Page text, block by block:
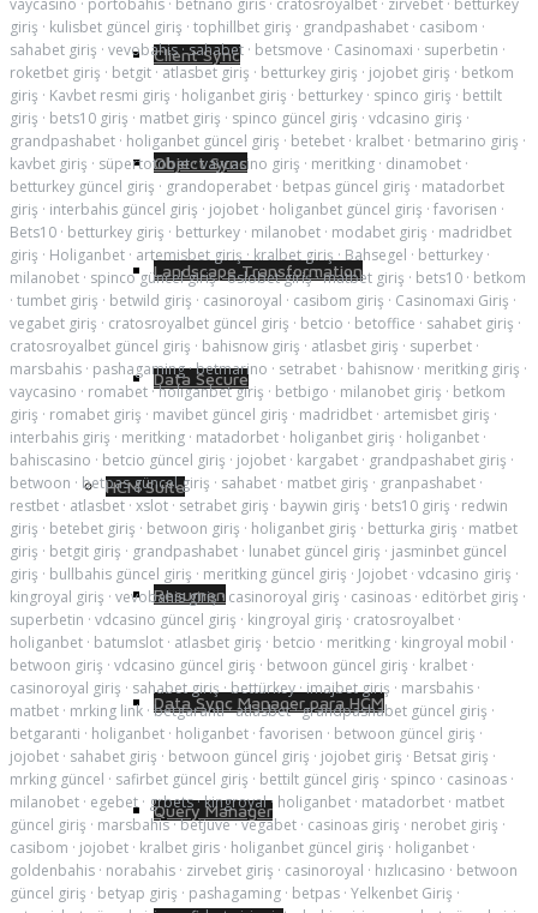
Client Sync
Object Sync
Landscape Transformation
Data Secure
HCM Suite
Resumen
Data Sync Manager para HCM
Query Manager
vaycasino · portobahis · betnano giris · cratosroyalbet · zirvebet · betturkey
giriş · kulisbet güncel giriş · tophillbet giriş · grandpashabet · casibom ·
sahabet giriş · vevobahis·sahabet · betsmove · Casinomaxi · superbetin ·
roketbet giriş · betgit · atlasbet giriş · betturkey giriş · jojobet giriş · betkom
giriş · Kavbet resmi giriş · holiganbet giriş · betturkey · spinco giriş · bettilt
giriş · bets10 giriş · matbet giriş · spinco güncel giriş · vdcasino giriş ·
grandpashabet · holiganbet güncel giriş · betebet · kralbet · betmarino giriş ·
kavbet giriş · süpertotobet·vaycasino giriş · meritking · dinamobet ·
betturkey güncel giriş · grandoperabet · betpas güncel giriş · matadorbet
giriş · interbahis güncel giriş · jojobet · holiganbet güncel giriş · favorisen ·
Bets10 · betturkey giriş · betturkey · milanobet · modabet giriş · madridbet
giriş · Holiganbet · artemisbet giriş · kralbet giriş · Bahsegel · betturkey ·
milanobet · spinco güncel giriş·oslobet giriş·matbet giriş · bets10 · betkom
· tumbet giriş · betwild giriş · casinoroyal · casibom giriş · Casinomaxi Giriş ·
vegabet giriş · cratosroyalbet güncel giriş · betcio · betoffice · sahabet giriş ·
cratosroyalbet güncel giriş · bahisnow giriş · atlasbet giriş · superbet ·
marsbahis · pashagaming·betmarino · setrabet · bahisnow · meritking giriş ·
vaycasino · romabet ·holiganbet giriş · betbigo · milanobet giriş · betkom
giriş · romabet giriş · mavibet güncel giriş · madridbet · artemisbet giriş ·
interbahis giriş · meritking · matadorbet · holiganbet giriş · holiganbet ·
bahiscasino · betcio güncel giriş · jojobet · kargabet · grandpashabet giriş ·
betwoon · betpas güncel giriş · sahabet · matbet giriş · granpashabet ·
restbet · atlasbet · xslot · setrabet giriş · baywin giriş · bets10 giriş · redwin
giriş · betebet giriş · betwoon giriş · holiganbet giriş · betturka giriş · matbet
giriş · betgit giriş · grandpashabet · lunabet güncel giriş · jasminbet güncel
giriş · bullbahis güncel giriş · meritking güncel giriş · Jojobet · vdcasino giriş ·
kingroyal giriş · vevobahis giriş· casinoroyal giriş · casinoas · editörbet giriş ·
superbetin · vdcasino güncel giriş · kingroyal giriş · cratosroyalbet ·
holiganbet · batumslot · atlasbet giriş · betcio · meritking · kingroyal mobil ·
betwoon giriş · vdcasino güncel giriş · betwoon güncel giriş · kralbet ·
casinoroyal giriş · sahabet giriş·bettürkey·imajbet giriş · marsbahis ·
matbet · mrking link · betgaranti·atlasbet·grandpashabet güncel giriş ·
betgaranti · holiganbet · holiganbet · favorisen · betwoon güncel giriş ·
jojobet · sahabet giriş · betwoon güncel giriş · jojobet giriş · Betsat giriş ·
mrking güncel · safirbet güncel giriş · bettilt güncel giriş · spinco · casinoas ·
milanobet · egebet · grbets·kingroyal· holiganbet · matadorbet · matbet
güncel giriş · marsbahis·betjuve·vegabet · casinoas giriş · nerobet giriş ·
casibom · jojobet · kralbet giris · holiganbet güncel giriş · holiganbet ·
goldenbahis · norabahis · zirvebet giriş · casinoroyal · hızlıcasino · betwoon
güncel giriş · betyap giriş · pashagaming · betpas · Yelkenbet Giriş ·